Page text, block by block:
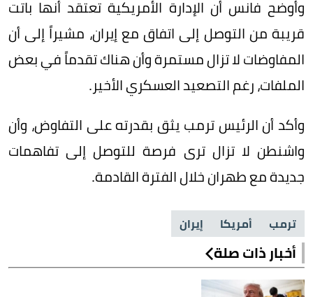
وأوضح فانس أن الإدارة الأمريكية تعتقد أنها باتت
قريبة من التوصل إلى اتفاق مع إيران، مشيراً إلى أن
المفاوضات لا تزال مستمرة وأن هناك تقدماً في بعض
الملفات، رغم التصعيد العسكري الأخير.
وأكد أن الرئيس ترمب يثق بقدرته على التفاوض، وأن
واشنطن لا تزال ترى فرصة للتوصل إلى تفاهمات
جديدة مع طهران خلال الفترة القادمة.
ترمب أمريكا إيران
أخبار ذات صلة